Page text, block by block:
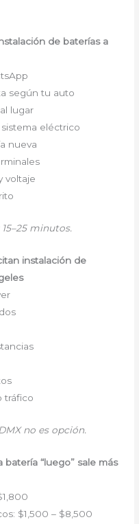
de baterías a
según tu auto
lugar
eléctrico
nueva
voltaje
minutos.
instalación de
tráfico
no es opción.
“luego” sale más
$1,500 – $8,500